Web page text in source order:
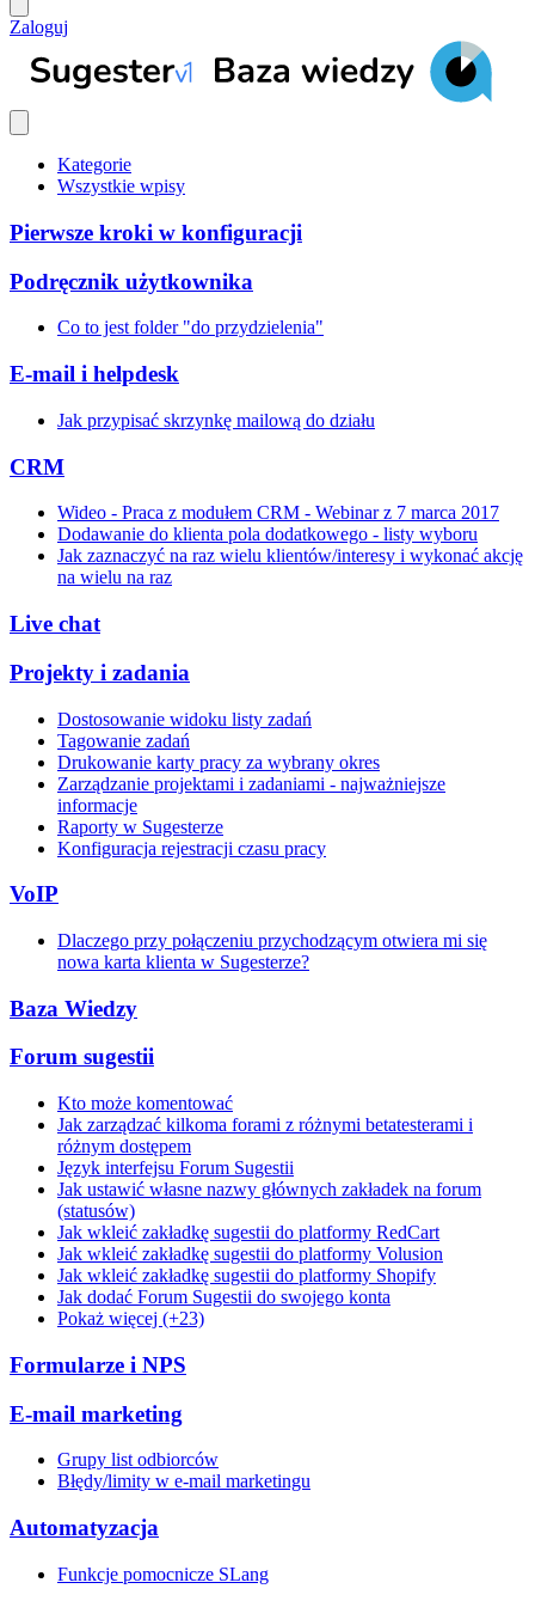
Zaloguj
Kategorie
Wszystkie wpisy
Pierwsze kroki w konfiguracji
Podręcznik użytkownika
Co to jest folder "do przydzielenia"
E-mail i helpdesk
Jak przypisać skrzynkę mailową do działu
CRM
Wideo - Praca z modułem CRM - Webinar z 7 marca 2017
Dodawanie do klienta pola dodatkowego - listy wyboru
Jak zaznaczyć na raz wielu klientów/interesy i wykonać akcję
na wielu na raz
Live chat
Projekty i zadania
Dostosowanie widoku listy zadań
Tagowanie zadań
Drukowanie karty pracy za wybrany okres
Zarządzanie projektami i zadaniami - najważniejsze
informacje
Raporty w Sugesterze
Konfiguracja rejestracji czasu pracy
VoIP
Dlaczego przy połączeniu przychodzącym otwiera mi się
nowa karta klienta w Sugesterze?
Baza Wiedzy
Forum sugestii
Kto może komentować
Jak zarządzać kilkoma forami z różnymi betatesterami i
różnym dostępem
Język interfejsu Forum Sugestii
Jak ustawić własne nazwy głównych zakładek na forum
(statusów)
Jak wkleić zakładkę sugestii do platformy RedCart
Jak wkleić zakładkę sugestii do platformy Volusion
Jak wkleić zakładkę sugestii do platformy Shopify
Jak dodać Forum Sugestii do swojego konta
Pokaż więcej (+23)
Formularze i NPS
E-mail marketing
Grupy list odbiorców
Błędy/limity w e-mail marketingu
Automatyzacja
Funkcje pomocnicze SLang